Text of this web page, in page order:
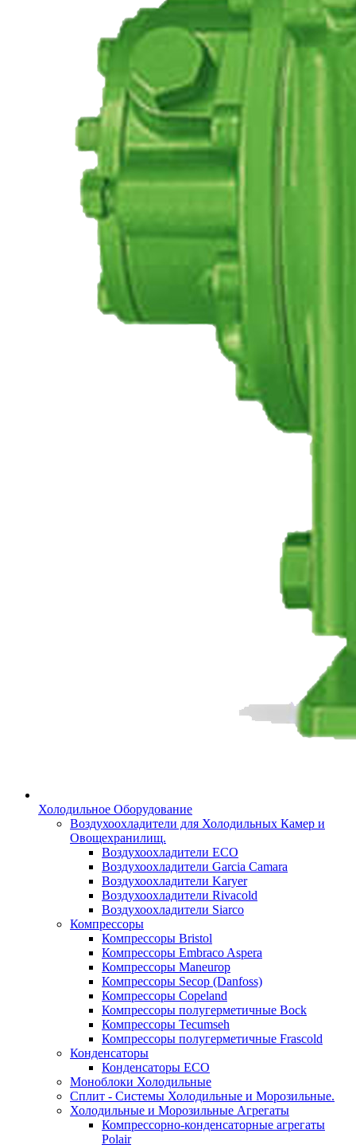
Холодильное Оборудование
Воздухоохладители для Холодильных Камер и
Овощехранилищ.
Воздухоохладители ECO
Воздухоохладители Garcia Camara
Воздухоохладители Karyer
Воздухоохладители Rivacold
Воздухоохладители Siarco
Компрессоры
Компрессоры Bristol
Компрессоры Embraco Aspera
Компрессоры Maneurop
Компрессоры Secop (Danfoss)
Компрессоры Copeland
Компрессоры полугерметичные Bock
Компрессоры Tecumseh
Компрессоры полугерметичные Frascold
Конденсаторы
Конденсаторы ECO
Моноблоки Холодильные
Сплит - Системы Холодильные и Морозильные.
Холодильные и Морозильные Агрегаты
Компрессорно-конденсаторные агрегаты
Polair